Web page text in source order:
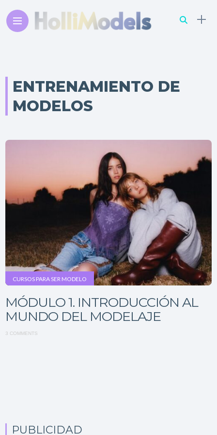
ENTRENAMIENTO DE
MODELOS
CURSOS PARA SER MODELO
MÓDULO 1. INTRODUCCIÓN AL
MUNDO DEL MODELAJE
3 COMMENTS
PUBLICIDAD